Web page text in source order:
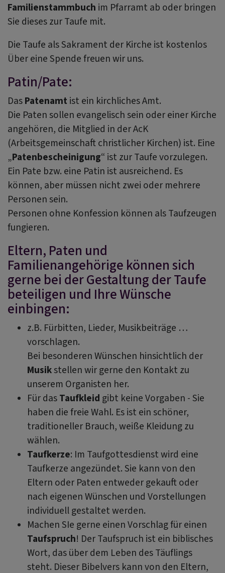
Familienstammbuch im Pfarramt ab oder bringen
Sie dieses zur Taufe mit.
Die Taufe als Sakrament der Kirche ist kostenlos
Über eine Spende freuen wir uns.
Patin/Pate:
Das Patenamt ist ein kirchliches Amt.
Die Paten sollen evangelisch sein oder einer Kirche
angehören, die Mitglied in der AcK
(Arbeitsgemeinschaft christlicher Kirchen) ist. Eine
„Patenbescheinigung“ ist zur Taufe vorzulegen.
Ein Pate bzw. eine Patin ist ausreichend. Es
können, aber müssen nicht zwei oder mehrere
Personen sein.
Personen ohne Konfession können als Taufzeugen
fungieren.
Eltern, Paten und
Familienangehörige können sich
gerne bei der Gestaltung der Taufe
beteiligen und Ihre Wünsche
einbingen:
z.B. Fürbitten, Lieder, Musikbeiträge …
vorschlagen.
Bei besonderen Wünschen hinsichtlich der
Musikstellen wir gerne den Kontakt zu
unserem Organisten her.
Für das Taufkleid gibt keine Vorgaben - Sie
haben die freie Wahl. Es ist ein schöner,
traditioneller Brauch, weiße Kleidung zu
wählen.
Taufkerze: Im Taufgottesdienst wird eine
Taufkerze angezündet. Sie kann von den
Eltern oder Paten entweder gekauft oder
nach eigenen Wünschen und Vorstellungen
individuell gestaltet werden.
Machen SIe gerne einen Vorschlag für einen
Taufspruch! Der Taufspruch ist ein biblisches
Wort, das über dem Leben des Täuflings
steht. Dieser Bibelvers kann von den Eltern,